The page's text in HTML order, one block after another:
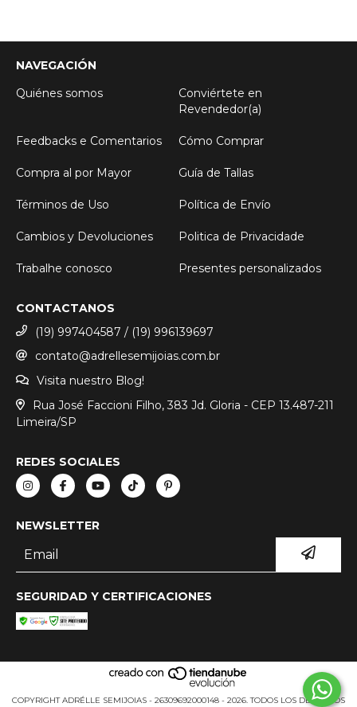
NAVEGACIÓN
Quiénes somos
Conviértete en
Revendedor(a)
Feedbacks e Comentarios Cómo Comprar
Compra al por Mayor Guía de Tallas
Términos de Uso Política de Envío
Cambios y Devoluciones Politica de Privacidade
Trabalhe conosco Presentes personalizados
CONTACTANOS
(19) 997404587 / (19) 996139697
contato@adrellesemijoias.com.br
Visita nuestro Blog!
Rua José Faccioni Filho, 383 Jd. Gloria - CEP 13.487-211
Limeira/SP
REDES SOCIALES
NEWSLETTER
SEGURIDAD Y CERTIFICACIONES
COPYRIGHT ADRÉLLE SEMIJOIAS - 26309692000148 - 2026. TODOS LOS DERECHOS